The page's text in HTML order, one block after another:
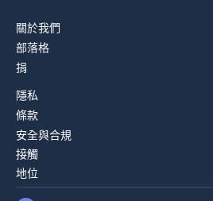
關於我們
部落格
捐
隱私
條款
安全與合規
接觸
地位